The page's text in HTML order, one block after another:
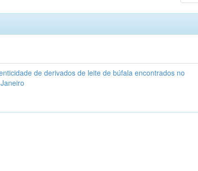
de derivados de leite de búfala encontrados no